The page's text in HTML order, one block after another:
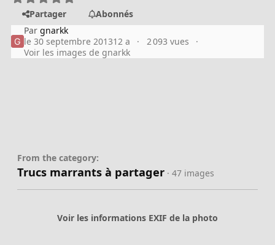
Partager
Abonnés
Pargnarkk
le 30 septembre 201312 a
2 093 vues
Voir les images de gnarkk
From the category:
Trucs marrants à partager · 47 images
Voir les informations EXIF de la photo